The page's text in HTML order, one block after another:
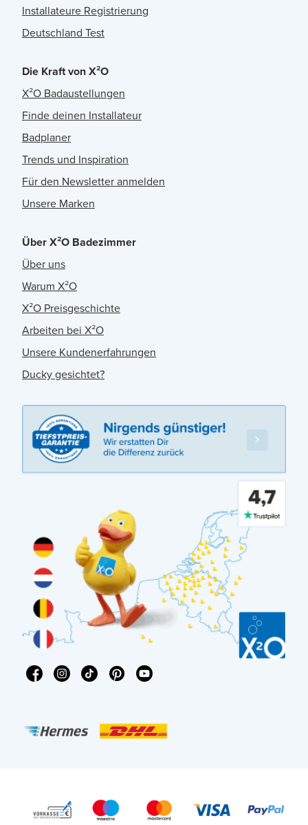
Installateure Registrierung
Deutschland Test
Die Kraft von X²O
X²O Badaustellungen
Finde deinen Installateur
Badplaner
Trends und Inspiration
Für den Newsletter anmelden
Unsere Marken
Über X²O Badezimmer
Über uns
Warum X²O
X²O Preisgeschichte
Arbeiten bei X²O
Unsere Kundenerfahrungen
Ducky gesichtet?